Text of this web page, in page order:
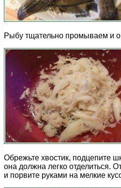
Рыбу тщательно промываем и
Обрежьте хвостик, подцепите
она должна легко отделиться.
и порвите руками на мелкие